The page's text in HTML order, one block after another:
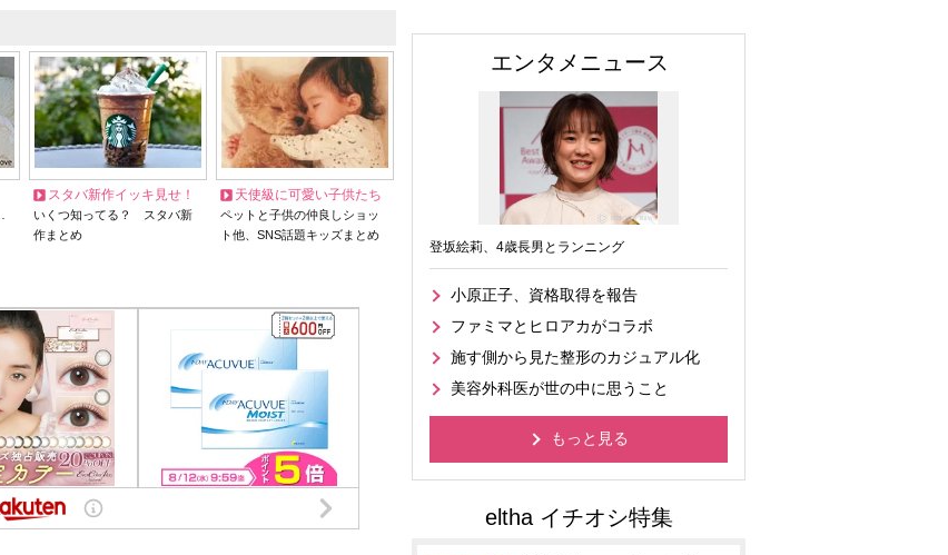
スタバ新作イッキ見せ！
いくつ知ってる？ スタバ新
作まとめ
天使級に可愛い子供たち
ペットと子供の仲良しショッ
ト他、SNS話題キッズまとめ
エンタメニュース
登坂絵莉、4歳長男とランニング
小原正子、資格取得を報告
ファミマとヒロアカがコラボ
施す側から見た整形のカジュアル化
美容外科医が世の中に思うこと
もっと見る